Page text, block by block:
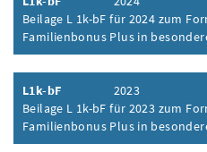
Beilage L 1k-bF für 2024 zum
Familienbonus Plus in
Inhalt aufklappen
L1k-bF
2023
Beilage L 1k-bF für 2023 zum
Familienbonus Plus in
Inhalt aufklappen